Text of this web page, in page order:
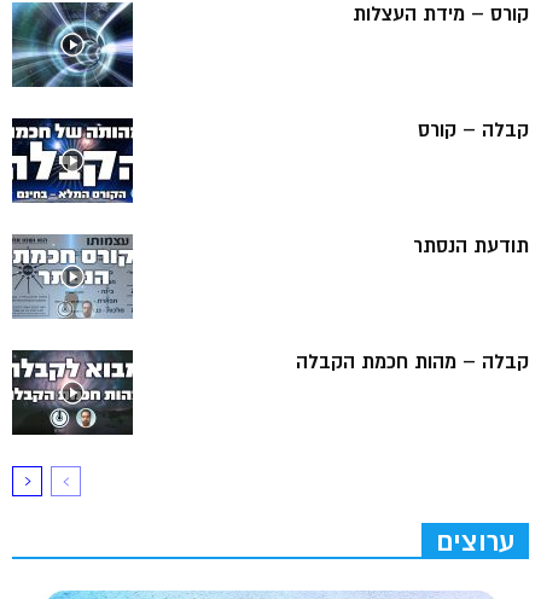
קורס – מידת העצלות
קבלה – קורס
תודעת הנסתר
קבלה – מהות חכמת הקבלה
ערוצים